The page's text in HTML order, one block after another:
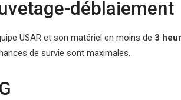
déblaiement
USAR et son matériel en moins de 3
de survie sont maximales.